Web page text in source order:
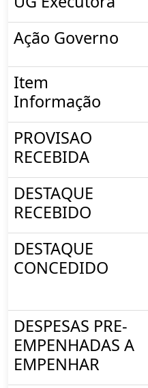
Ação Governo
Item
Informação
PROVISAO
RECEBIDA
DESTAQUE
RECEBIDO
DESTAQUE
CONCEDIDO
DESPESAS PRE-
EMPENHADAS A
EMPENHAR